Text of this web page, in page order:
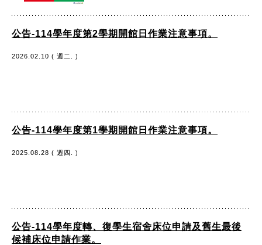
公告-114學年度第2學期開館日作業注意事項。
2026.02.10 ( 週二. )
公告-114學年度第1學期開館日作業注意事項。
2025.08.28 ( 週四. )
公告-114學年度轉、復學生宿舍床位申請及舊生最後
候補床位申請作業。